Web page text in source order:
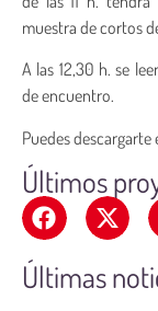
muestra de cortos
A las 12,30 h. se
de encuentro.
Puedes descargarte
Últimos
Últimas